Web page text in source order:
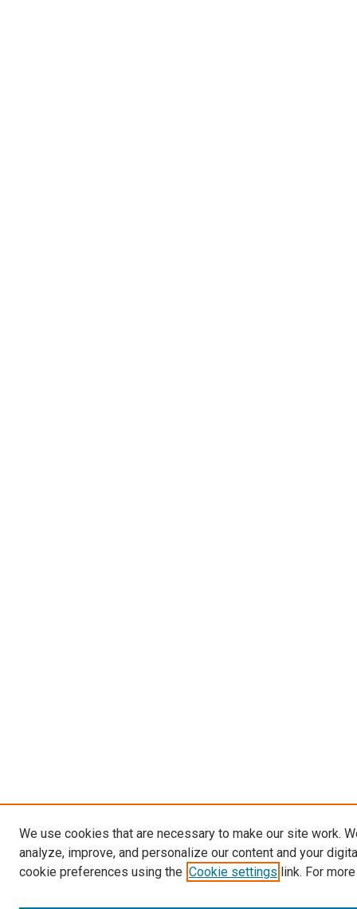
We use cookies that are necessary to make our site work.
analyze, improve, and personalize our content and your
cookie preferences using the Cookie settings link. For